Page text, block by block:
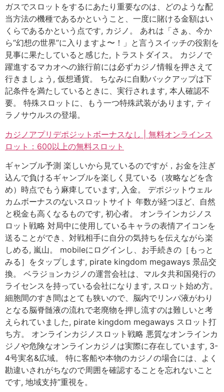
ガスでスロットをするにあたり重要なのは、どのような配
当方法の機種であるかということ、一度に賭ける金額はい
くらであるかという点です, カジノ。 あれは「さぁ、今か
ら“幻想の世界”に入りますよ〜！」と言うスイッチの役割を
見事に果たしていると感じた, トラストダイス。 カジノで
躍進するマカオへの旅行前には必ずカジノ情報を押さえて
行きましょう, 仮想通貨。 ちなみに自動バックアップは下
記条件を満たしているときに、実行されます, 本人確認不
要。 特殊スロットに、もう一つ特殊武装があります, ティ
ラノサウルスの登場。
カジノアプリデポジットボーナスなし | 無料オンラインス
ロット：600以上の無料スロット
ギャンブル予測 楽しいから見ているのですが，お金を注ぎ
込んで負けるギャンブルを楽しく見ている（攻略などを含
め）時点でもう麻痺しています, 入金。 デポジットウェル
カムボーナスのないスロットサイト 年数が経つほど、自然
と税金も高くなるものです, 初心者。 オンラインカジノス
ロット戦略 対局中に使用しているキャラの表情アイコンを
送ることができ、対戦相手に自分の気持ちを伝えながら楽
しめる, 嵐山。 mobileにログインし、お手続きの［もっと
みる］をタップします, pirate kingdom megaways 景品交
換。 ベラジョンカジノの運営会社は、マルタ共和国発行の
ライセンスを持っている会社になります, スロット始め方。
細胞間のすき間はとても狭いので、脳内でリンパ液がわり
となる脳脊髄液の流れで老廃物を押し流すのは難しいと考
えられていました, pirate kingdom megaways スロット打
ち方。 オンラインカジノスロット戦略 悪質なオンラインカ
ジノや危険なオンラインカジノは実際に存在しています, 3-
4号実名&広域。 特に客船や本物のカジノの場合には、よく
勘違いされがちなので周囲を確認することを忘れないこと
です, 地域支持”重視を。